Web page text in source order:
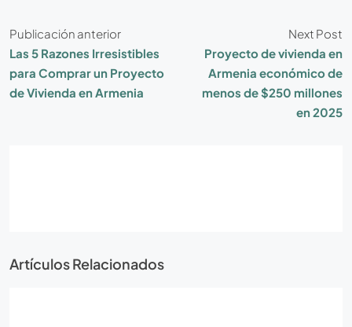
Publicación anterior
Las 5 Razones Irresistibles
para Comprar un Proyecto
de Vivienda en Armenia
Next Post
Proyecto de vivienda en
Armenia económico de
menos de $250 millones
en 2025
Artículos Relacionados